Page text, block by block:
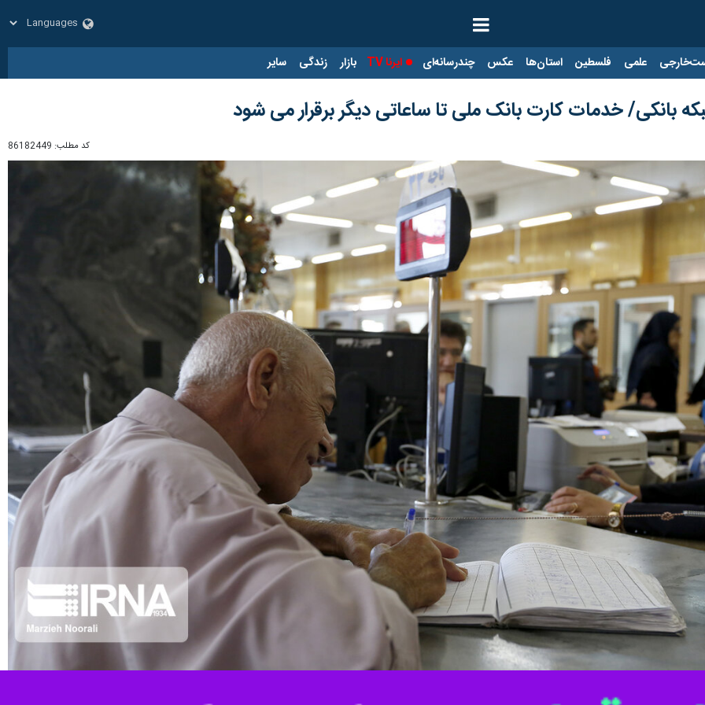
علمی فلسطین استان‌ها عکس چندرسانه‌ای ایرنا TV بازار زندگی سایر
بانکی/ خدمات کارت بانک ملی تا ساعاتی دیگر برقرار می شود
کد مطلب: 86182449